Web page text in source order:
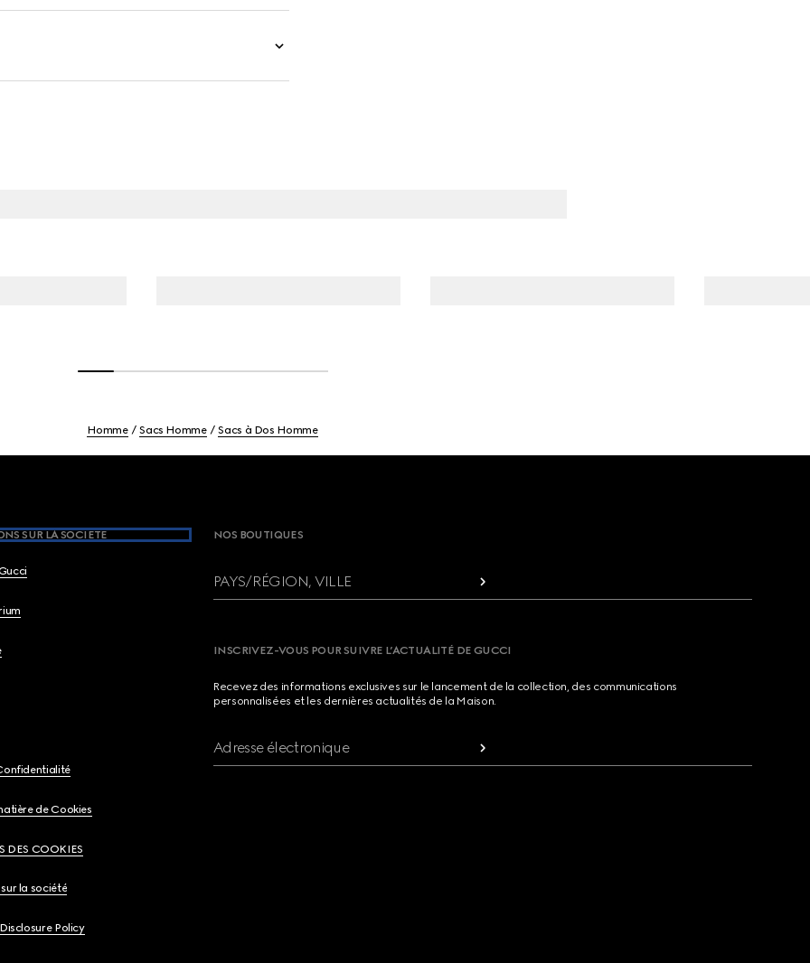
Homme Sacs Homme Sacs à Dos Homme
SUR LA SOCIETE
de Cookies
DES COOKIES
la société
Policy
NOS BOUTIQUES
PAYS/RÉGION, VILLE
INSCRIVEZ-VOUS POUR SUIVRE L’ACTUALITÉ DE GUCCI
Recevez des informations exclusives sur le lancement de la collection, des communications
personnalisées et les dernières actualités de la Maison.
Adresse électronique